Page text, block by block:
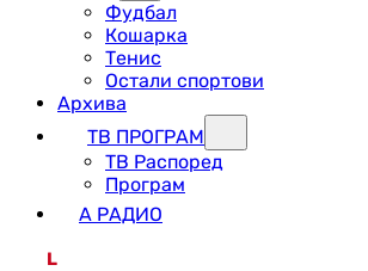
Фудбал
Кошарка
Тенис
Остали спортови
Архива
ТВ ПРОГРАМ
ТВ Распоред
Програм
А РАДИО
L